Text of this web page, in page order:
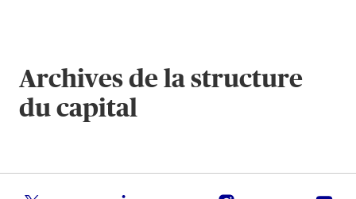
Archives de la structure
du capital